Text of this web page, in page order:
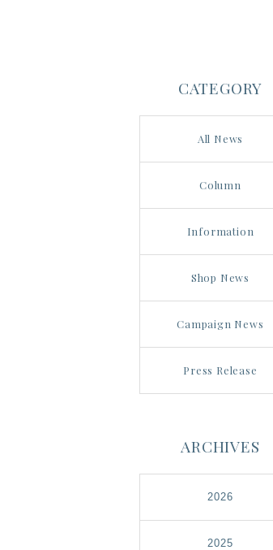
CATEGORY
All News
Column
Information
Shop News
Campaign News
Press Release
ARCHIVES
2026
2025